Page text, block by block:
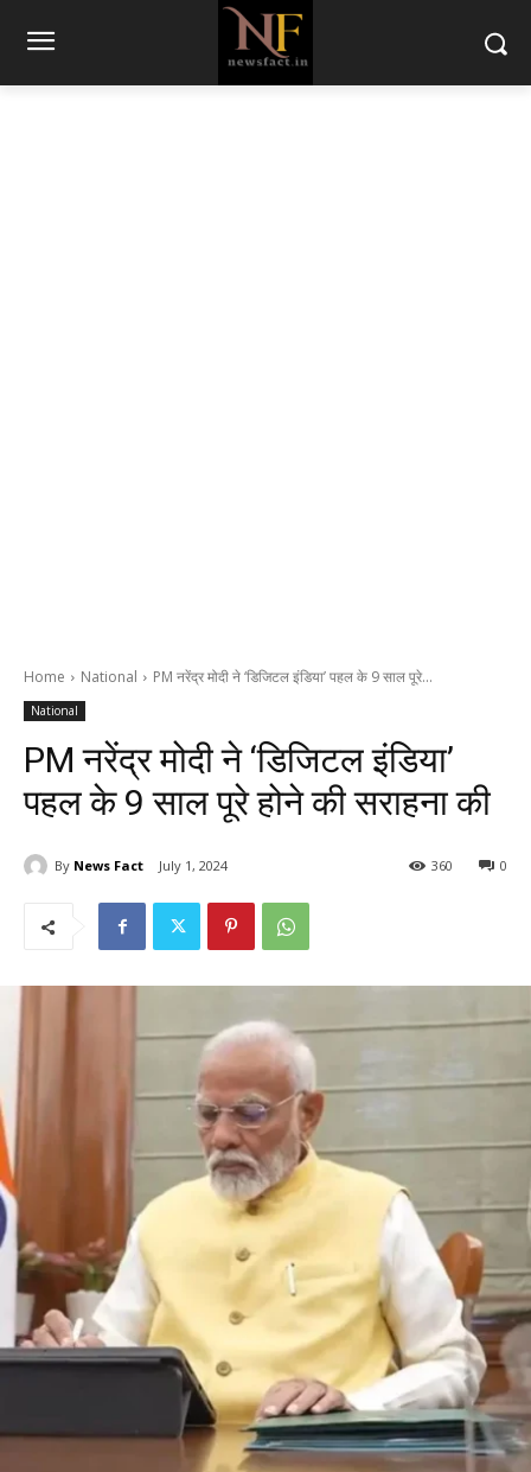
Home National PM नरेंद्र मोदी ने ‘डिजिटल इंडिया’ पहल के 9 साल पूरे...
National
PM नरेंद्र मोदी ने ‘डिजिटल इंडिया’
पहल के 9 साल पूरे होने की सराहना की
By News Fact July 1, 2024 0
360